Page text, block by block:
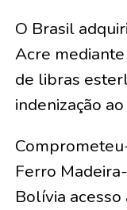
O Brasil
Acre
de libras
indenização
Ferro
Bolívia